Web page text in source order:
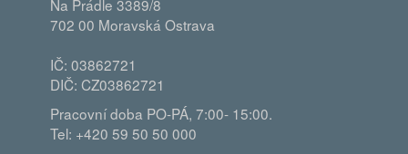
Na Prádle 3389/8
702 00 Moravská Ostrava
IČ: 03862721
DIČ: CZ03862721
Pracovní doba PO-PÁ, 7:00- 15:00.
Tel: +420 59 50 50 000